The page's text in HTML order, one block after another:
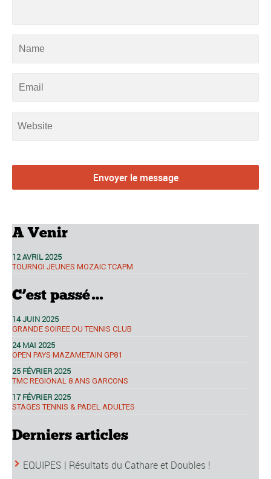
A Venir
12 AVRIL 2025
TOURNOI JEUNES MOZAIC TCAPM
C’est passé…
14 JUIN 2025
GRANDE SOIREE DU TENNIS CLUB
24 MAI 2025
OPEN PAYS MAZAMETAIN GP81
25 FÉVRIER 2025
TMC REGIONAL 8 ANS GARCONS
17 FÉVRIER 2025
STAGES TENNIS & PADEL ADULTES
Derniers articles
EQUIPES | Résultats du Cathare et Doubles !